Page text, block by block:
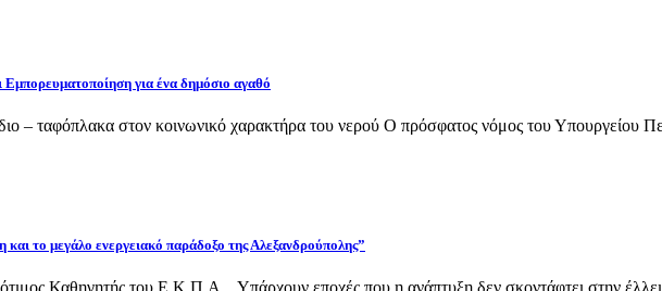
για ένα δημόσιο αγαθό
– ταφόπλακα στον κοινωνικό χαρακτήρα του νερού Ο πρόσφατος νόμος του Υπουργείου
το μεγάλο ενεργειακό παράδοξο της Αλεξανδρούπολης”
Καθηγητής του Ε.Κ.Π.Α. Υπάρχουν εποχές που η ανάπτυξη δεν σκοντάφτει στην